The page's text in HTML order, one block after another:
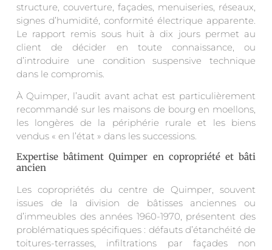
structure, couverture, façades, menuiseries, réseaux,
signes d’humidité, conformité électrique apparente.
Le rapport remis sous huit à dix jours permet au
client de décider en toute connaissance, ou
d’introduire une condition suspensive technique
dans le compromis.
À Quimper, l’audit avant achat est particulièrement
recommandé sur les maisons de bourg en moellons,
les longères de la périphérie rurale et les biens
vendus « en l’état » dans les successions.
Expertise bâtiment Quimper en copropriété et bâti
ancien
Les copropriétés du centre de Quimper, souvent
issues de la division de bâtisses anciennes ou
d’immeubles des années 1960-1970, présentent des
problématiques spécifiques : défauts d’étanchéité de
toitures-terrasses, infiltrations par façades non